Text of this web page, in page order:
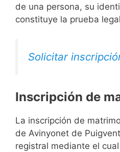
de una persona, su
constituye la prueba
Solicitar
Inscripción de
La inscripción de
de Avinyonet de
registral mediante el